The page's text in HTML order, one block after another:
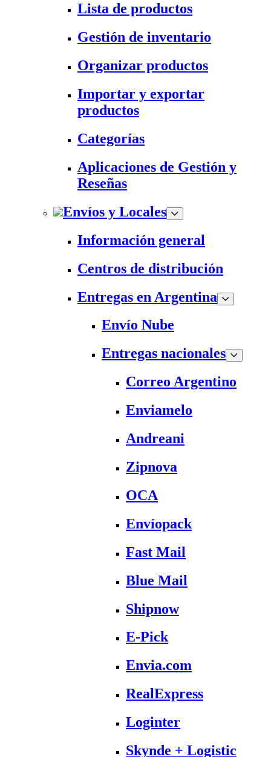
Lista de productos
Gestión de inventario
Organizar productos
Importar y exportar
productos
Categorías
Aplicaciones de Gestión y
Reseñas
Envíos y Locales
Información general
Centros de distribución
Entregas en Argentina
Envío Nube
Entregas nacionales
Correo Argentino
Enviamelo
Andreani
Zipnova
OCA
Envíopack
Fast Mail
Blue Mail
Shipnow
E-Pick
Envia.com
RealExpress
Loginter
Skynde + Logistic